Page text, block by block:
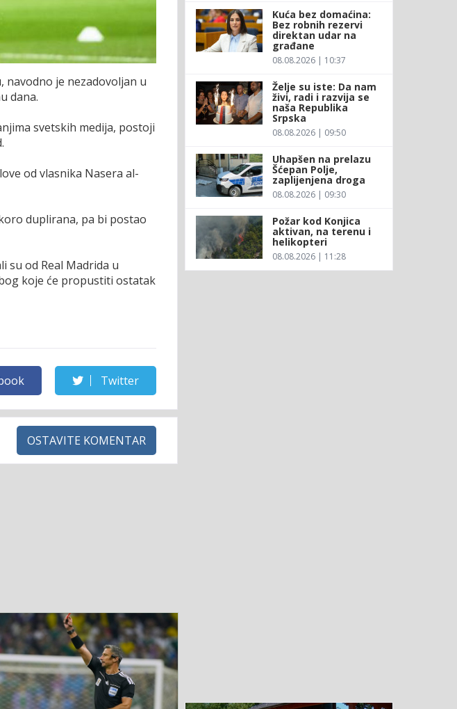
je nezadovoljan u
dana.
svetskih medija, postoji
od vlasnika Nasera al-
duplirana, pa bi postao
su od Real Madrida u
koje će propustiti ostatak
Twitter
OSTAVITE KOMENTAR
Kuća bez domaćina:
Bez robnih rezervi
direktan udar na
građane
08.08.2026 | 10:37
Želje su iste: Da nam
živi, radi i razvija se
naša Republika
Srpska
08.08.2026 | 09:50
Uhapšen na prelazu
Šćepan Polje,
zaplijenjena droga
08.08.2026 | 09:30
Požar kod Konjica
aktivan, na terenu i
helikopteri
08.08.2026 | 11:28